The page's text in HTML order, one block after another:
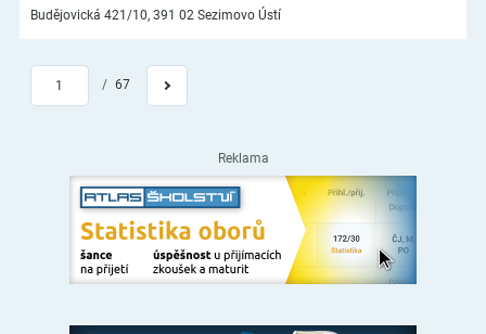
Budějovická 421/10, 391 02 Sezimovo Ústí
1 / 67
Reklama